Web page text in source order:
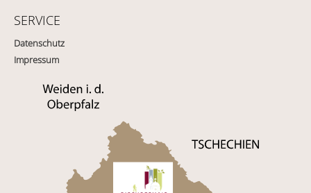
SERVICE
Datenschutz
Impressum